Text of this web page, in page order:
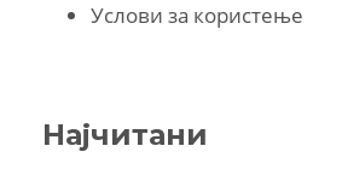
Услови за користење
Најчитани